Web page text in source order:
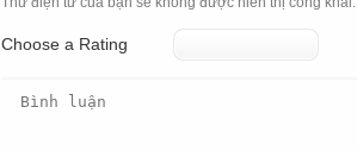
Choose a Rating